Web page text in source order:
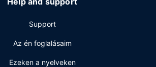
Support
Az én foglalásaim
Ezeken a nyelveken